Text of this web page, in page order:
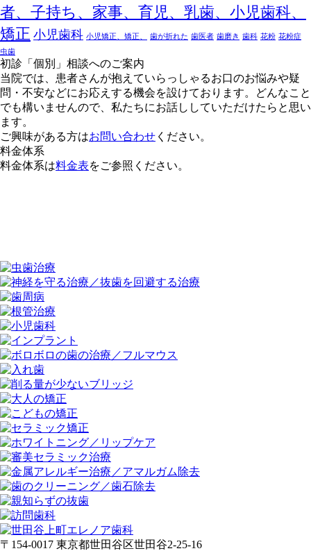
者、子持ち、家事、育児、乳歯、小児歯科、
矯正 小児歯科 小児矯正、矯正、 歯が折れた 歯医者 歯磨き 歯科 花粉 花粉症
虫歯
初診「個別」相談へのご案内
当院では、患者さんが抱えていらっしゃるお口のお悩みや疑
問・不安などにお応えする機会を設けております。どんなこと
でも構いませんので、私たちにお話ししていただけたらと思い
ます。
ご興味がある方はお問い合わせ ください。
料金体系
料金体系は料金表をご参照ください。
〒154-0017 東京都世田谷区世田谷2-25-16